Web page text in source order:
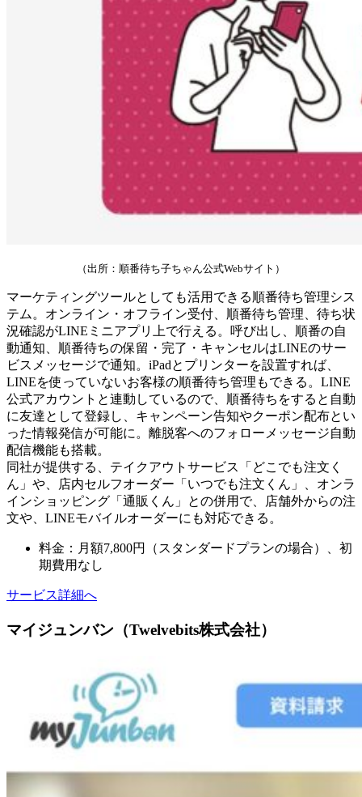
（出所：順番待ち子ちゃん公式Webサイト）
マーケティングツールとしても活用できる順番待ち管理シス
テム。オンライン・オフライン受付、順番待ち管理、待ち状
況確認がLINEミニアプリ上で行える。呼び出し、順番の自
動通知、順番待ちの保留・完了・キャンセルはLINEのサー
ビスメッセージで通知。iPadとプリンターを設置すれば、
LINEを使っていないお客様の順番待ち管理もできる。LINE
公式アカウントと連動しているので、順番待ちをすると自動
に友達として登録し、キャンペーン告知やクーポン配布とい
った情報発信が可能に。離脱客へのフォローメッセージ自動
配信機能も搭載。
同社が提供する、テイクアウトサービス「どこでも注文く
ん」や、店内セルフオーダー「いつでも注文くん」、オンラ
インショッピング「通販くん」との併用で、店舗外からの注
文や、LINEモバイルオーダーにも対応できる。
料金：月額7,800円（スタンダードプランの場合）、初
期費用なし
サービス詳細へ
マイジュンバン（Twelvebits株式会社）